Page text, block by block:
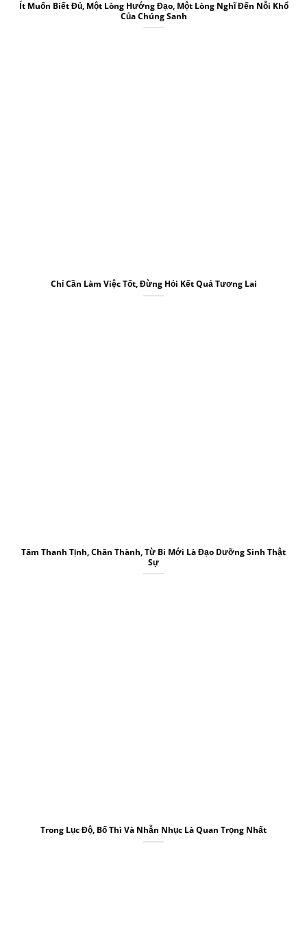
Ít Muốn Biết Đủ, Một Lòng Hướng Đạo, Một Lòng Nghĩ Đến Nỗi Khổ
Của Chúng Sanh
Chỉ Cần Làm Việc Tốt, Đừng Hỏi Kết Quả Tương Lai
Tâm Thanh Tịnh, Chân Thành, Từ Bi Mới Là Đạo Dưỡng Sinh Thật
Sự
Trong Lục Độ, Bố Thì Và Nhẫn Nhục Là Quan Trọng Nhất